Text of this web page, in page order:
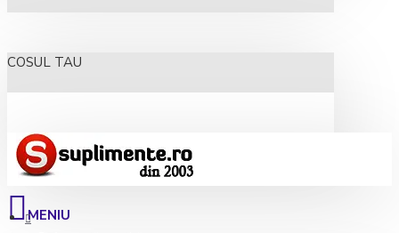
COSUL TAU